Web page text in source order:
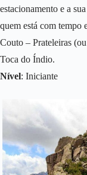
estacionamento e a
quem está com tempo
Couto – Prateleiras
Toca do Índio.
Nível: Iniciante